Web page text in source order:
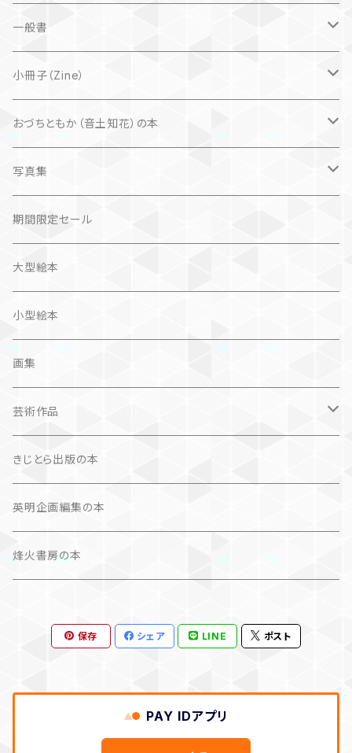
子ども
自然科学絵本
楽しいお話
大人にも
一般書
海外翻訳
文芸、小説
問題提起
国内
文芸、小説
詩歌
文学（論）
小冊子（Zine）
猫
おづちともか（音土知花）の本
ZINE
仏語対訳絵本
写真集
写真集
作品＋エッセイ
カレンダー
画集
カレンダー
期間限定セール
大型絵本
小型絵本
画集
芸術作品
画集
作品集＋エッセイ
カレンダー
写真集
作品集＋エッセイ
作品のみ
きじとら出版の本
英明企画編集の本
烽火書房の本
保存 シェア LINE ポスト
PAY IDアプリ